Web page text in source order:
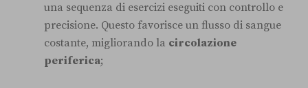
una sequenza di esercizi eseguiti con controllo e
precisione. Questo favorisce un flusso di sangue
costante, migliorando la circolazione
periferica;